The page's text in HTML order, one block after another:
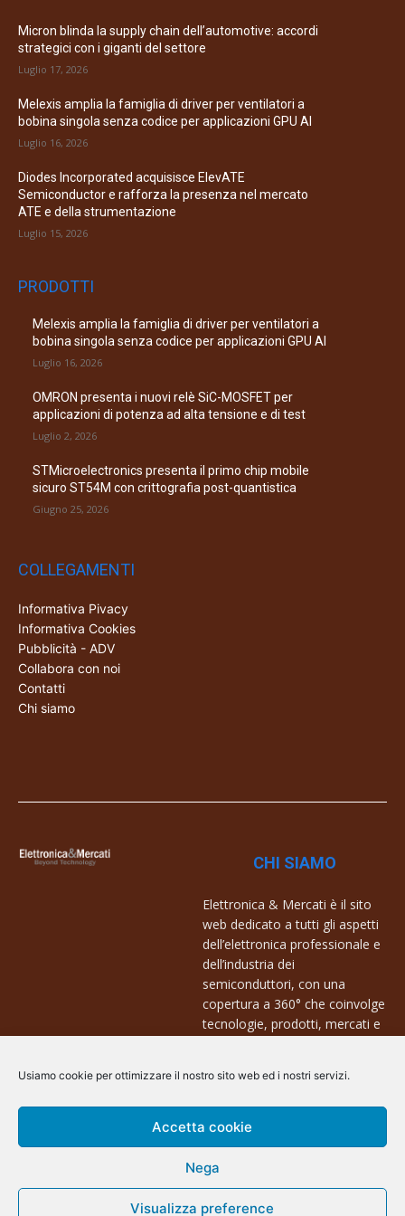
Usiamo cookie per ottimizzare il nostro sito web ed i nostri servizi.
Accetta cookie
Nega
Visualizza preference
Micron blinda la supply chain dell’automotive: accordi
strategici con i giganti del settore
Luglio 17, 2026
Melexis amplia la famiglia di driver per ventilatori a
bobina singola senza codice per applicazioni GPU AI
Luglio 16, 2026
Diodes Incorporated acquisisce ElevATE
Semiconductor e rafforza la presenza nel mercato
ATE e della strumentazione
Luglio 15, 2026
PRODOTTI
Melexis amplia la famiglia di driver per ventilatori a
bobina singola senza codice per applicazioni GPU AI
Luglio 16, 2026
OMRON presenta i nuovi relè SiC-MOSFET per
applicazioni di potenza ad alta tensione e di test
Luglio 2, 2026
STMicroelectronics presenta il primo chip mobile
sicuro ST54M con crittografia post-quantistica
Giugno 25, 2026
COLLEGAMENTI
Informativa Pivacy
Informativa Cookies
Pubblicità - ADV
Collabora con noi
Contatti
Chi siamo
CHI SIAMO
Elettronica & Mercati è il sito
web dedicato a tutti gli aspetti
dell’elettronica professionale e
dell’industria dei
semiconduttori, con una
copertura a 360° che coinvolge
tecnologie, prodotti, mercati e
Contatti:
info@arscommunication.it
@ArsCommunication 2023